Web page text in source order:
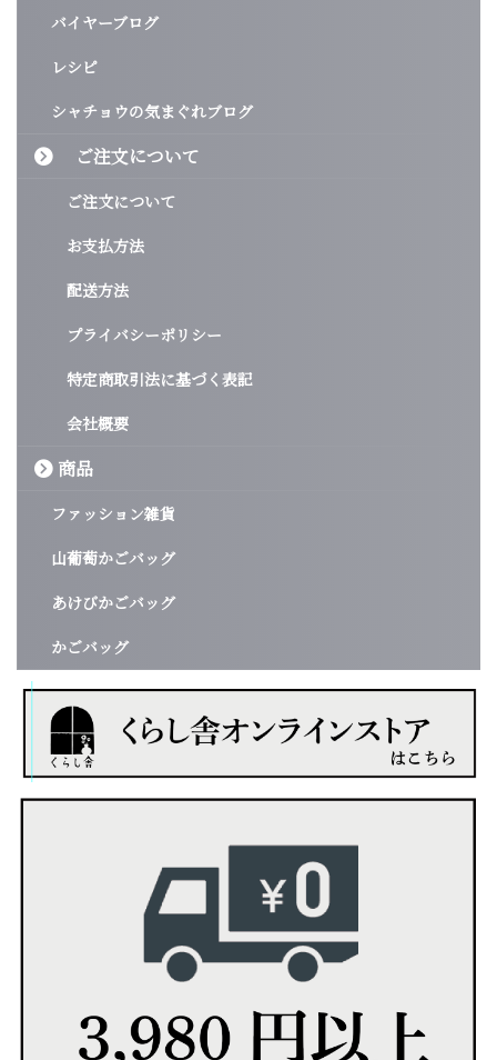
バイヤーブログ
レシピ
シャチョウの気まぐれブログ
ご注文について
ご注文について
お支払方法
配送方法
プライバシーポリシー
特定商取引法に基づく表記
会社概要
商品
ファッション雑貨
山葡萄かごバッグ
あけびかごバッグ
かごバッグ